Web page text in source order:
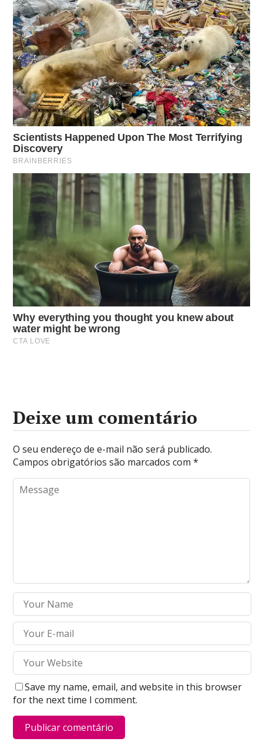
Deixe um comentário
O seu endereço de e-mail não será publicado.
Campos obrigatórios são marcados com*
Save my name, email, and website in this browser
for the next time I comment.